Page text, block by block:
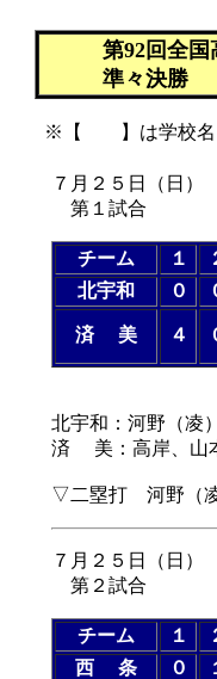
７月２５日（日
第１試合
チーム １
北宇和
０
済 美 ４
（５
北宇和：河野（凌
済 美：高岸、山
▽二塁打 河野（
７月２５日（日
第２試合
チーム １
西 条
０
第92回全
準々決勝
※【 】は学校名